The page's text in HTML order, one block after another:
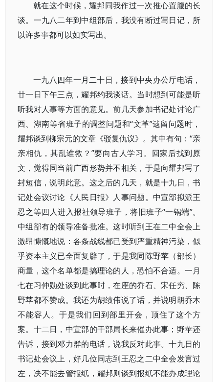
就在这个时候，耀邦同我作过一次推心置腹的长
谈。一九八二年到中组部后，我没有断过写日记，所
以许多事都可以如实写出。
一九八四年一月二十日，接到中央办公厅电话，
廿一日下午三点，耀邦约我谈话。当时想到可能是听
听我对人事等方面的意见。前几天参加书记处讨论广
西、湖南等省班子的调整问题和“文革”遗留问题时，
耀邦谈到柳宗元的文章《驳复仇议》。其中有句：“亲
亲相仇，其乱谁救？”要向古人学习。回家后找到原
文，觉得同当前广西形势并不相关，于是向耀邦写了
封短信，说明此意。这之后的几天，就是十九日，书
记处会议讨论《人民日报》人事问题。中宣部拟派王
忍之等四人进入报社领导班子，将旧班子“一锅端”。
中组部有的领导准备批准。这时听到王在二中全会上
激昂慷慨地说：各条战线都已受到严重精神污染，似
乎资本主义已全面复辟了，于是我同陈野苹（部长）
商量，这个名单都是搞理论的人，恐怕不合适。一月
七在习仲勋处谈到此事时，在座的乔石、宋任穷、陈
野苹都不赞成。我还为胡绩伟说了话，并说明胡乔木
不能容人。于是我们回到部里开会，顶住了这个方
案。十二日，中宣部的干部局长来催办此事；野苹还
告诉，接到邓力群的电话，说我反对此事。十九日的
书记处会议上，好几位同志到王忍之二中全会发言过
左，决不能去管报纸，耀邦则谈到报纸不能办成理论